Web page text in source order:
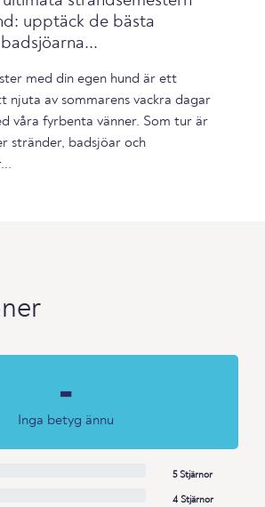
upptäck de bästa
med din egen hund är ett
njuta av sommarens vackra dagar
våra fyrbenta vänner. Som tur är
stränder, badsjöar och
-
Inga betyg ännu
5 Stjärnor
4 Stjärnor